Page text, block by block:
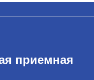
приемная